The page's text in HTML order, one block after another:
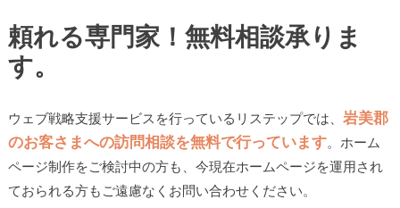
頼れる専門家！無料相談承りま
す。
ウェブ戦略支援サービスを行っているリステップでは、 岩美郡
のお客さまへの訪問相談を無料で行っています。ホーム
ページ制作をご検討中の方も、今現在ホームページを運用され
ておられる方もご遠慮なくお問い合わせください。